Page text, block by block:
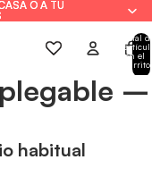
O A TU
O A TU
Total
en el
carrito:
–
habitual